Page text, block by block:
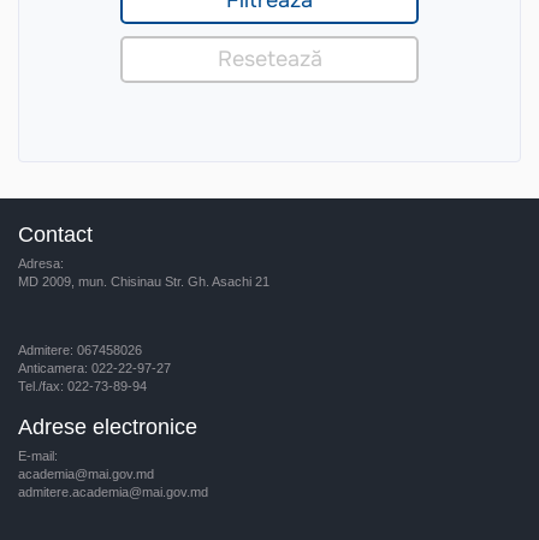
Contact
Adresa:
MD 2009, mun. Chisinau Str. Gh. Asachi 21
Admitere: 067458026
Anticamera: 022-22-97-27
Tel./fax: 022-73-89-94
Adrese electronice
E-mail:
academia@mai.gov.md
admitere.academia@mai.gov.md